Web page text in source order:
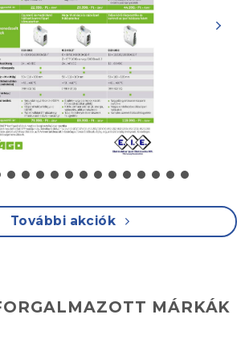
További akciók
MÁRKÁK